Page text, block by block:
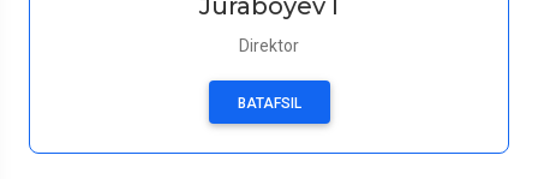
Juraboyev I
Direktor
BATAFSIL